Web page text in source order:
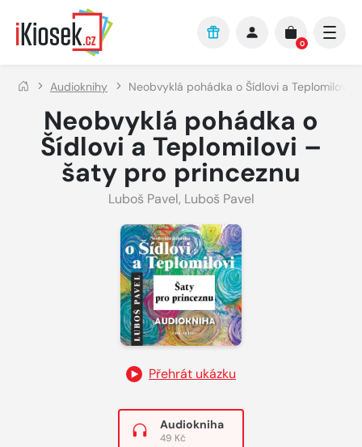
Přejít na hlavní obsah
0
Audioknihy Neobvyklá pohádka o Šídlovi a Teplomilovi
Neobvyklá pohádka o
Šídlovi a Teplomilovi –
šaty pro princeznu
Luboš Pavel, Luboš Pavel
Přehrát ukázku
Audiokniha
49 Kč